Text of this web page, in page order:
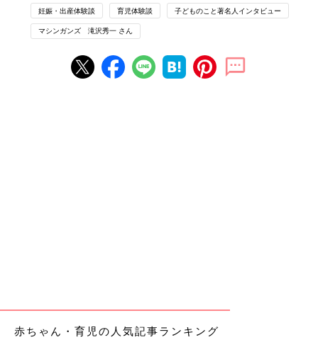
妊娠・出産体験談 育児体験談 子どものこと著名人インタビュー
マシンガンズ 滝沢秀一 さん
赤ちゃん・育児の人気記事ランキング